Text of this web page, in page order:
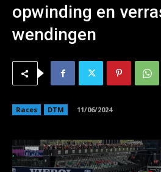
opwinding en
wendingen
Races DTM 11/06/2024